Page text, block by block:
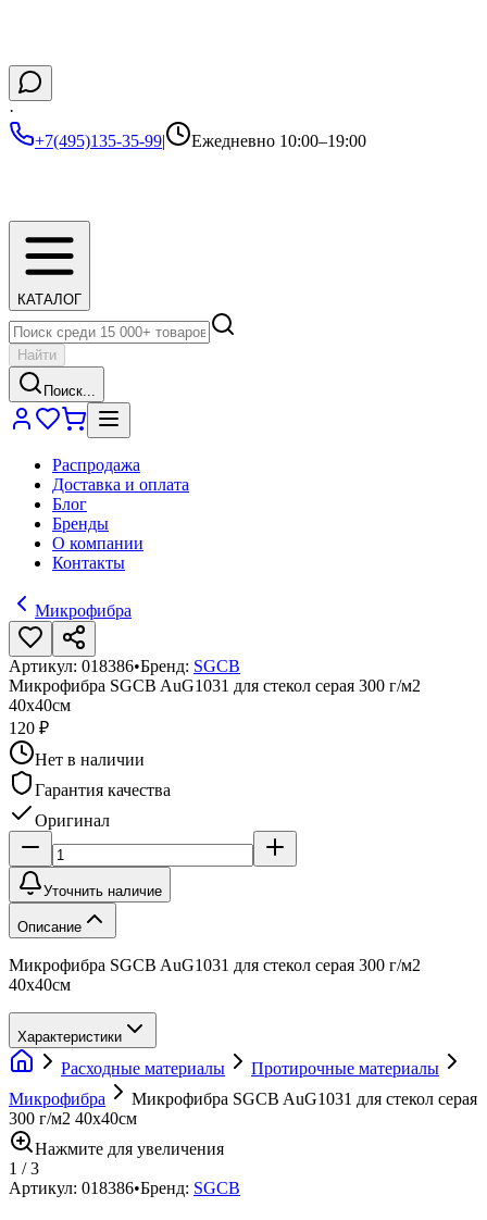
·
+7(495)135-35-99| Ежедневно 10:00–19:00
КАТАЛОГ
Найти
Поиск...
Распродажа
Доставка и оплата
Блог
Бренды
О компании
Контакты
Микрофибра
Артикул: 018386•Бренд: SGCB
Микрофибра SGCB AuG1031 для стекол серая 300 г/м2
40х40см
120 ₽
Нет в наличии
Гарантия качества
Оригинал
Уточнить наличие
Описание
Микрофибра SGCB AuG1031 для стекол серая 300 г/м2
40х40см
Характеристики
Расходные материалы
Протирочные материалы
Микрофибра
Микрофибра SGCB AuG1031 для стекол серая
300 г/м2 40х40см
Нажмите для увеличения
1 /3
Артикул: 018386•Бренд: SGCB